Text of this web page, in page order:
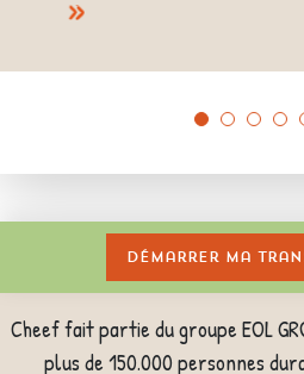
Démarrer ma
Cheef fait partie du groupe EOL
plus de 150.000 personnes